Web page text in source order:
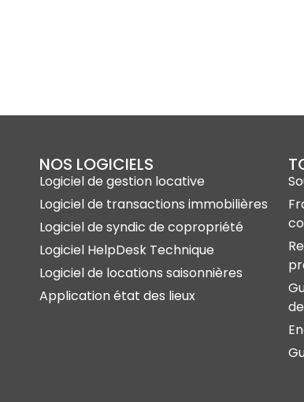
NOS LOGICIELS
Logiciel de gestion locative
Logiciel de transactions immobilières
Logiciel de syndic de copropriété
Logiciel HelpDesk Technique
Logiciel de locations saisonnières
Application état des lieux